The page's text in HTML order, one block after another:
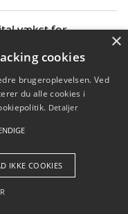
vækst for
af elektronik
Aps
×
cookies
brugeroplevelsen. Ved
du alle cookies i
Detaljer
IKKE COOKIES